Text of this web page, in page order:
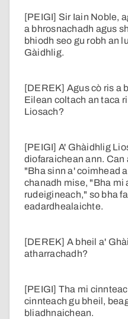
[PEIGI] Sir Iain Noble,
a bhrosnachadh agus
bhiodh seo gu robh an
Gàidhlig.
[DEREK] Agus cò ris a
Eilean coltach an taca
Liosach?
[PEIGI] A' Ghàidhlig
diofaraichean ann. Can
"Bha sinn a' coimhead
chanadh mise, "Bha mi
rudeigineach," so bha
eadardhealaichte.
[DEREK] A bheil a'
atharrachadh?
[PEIGI] Tha mi
cinnteach gu bheil,
bliadhnaichean.